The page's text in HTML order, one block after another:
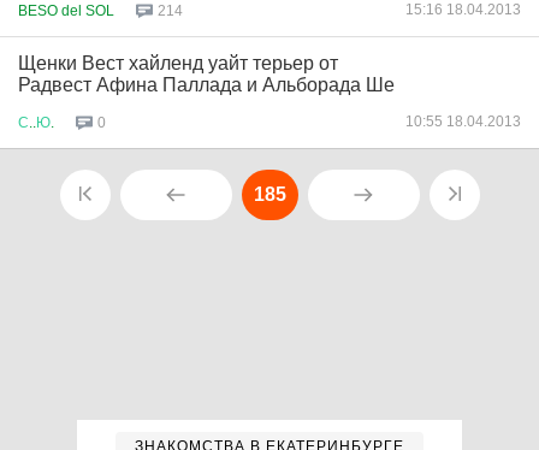
BESO del SOL 214 15:16 18.04.2013
Щенки Вест хайленд уайт терьер от
Радвест Афина Паллада и Альборада Ше
С Ю 0 10:55 18.04.2013
185
ЗНАКОМСТВА В ЕКАТЕРИНБУРГЕ